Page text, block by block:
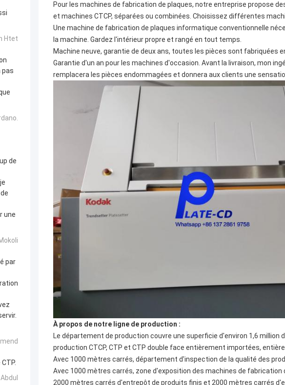
Htet
pas
de
une
par
Pour les machines de fabrication de plaques, notre entreprise propose
et machines CTCP, séparées ou combinées. Choisissez différentes
Une machine de fabrication de plaques informatique conventionnelle
la machine. Gardez l'intérieur propre et rangé en tout temps.
Machine neuve, garantie de deux ans, toutes les pièces sont fabriquées
Garantie d'un an pour les machines d'occasion. Avant la livraison, mon
remplacera les pièces endommagées et donnera aux clients une
À propos de notre ligne de production :
Le département de production couvre une superficie d'environ 1,6 million
production CTCP, CTP et CTP double face entièrement importées,
Avec 1000 mètres carrés, département d'inspection de la qualité des
Avec 1000 mètres carrés, zone d'exposition des machines de fabrication
2000 mètres carrés d'entrepôt de produits finis et 2000 mètres carrés